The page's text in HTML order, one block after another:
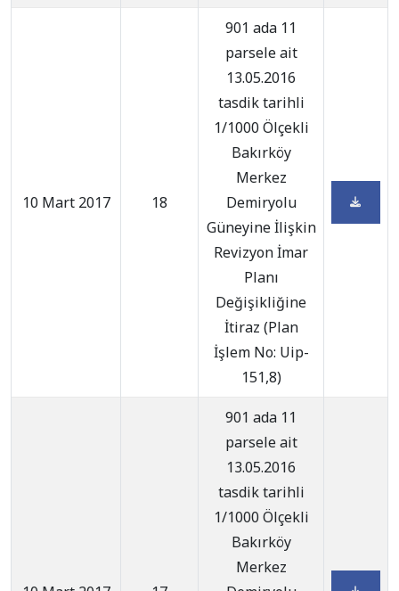
10 Mart 2017 18
901 ada 11
parsele ait
13.05.2016
tasdik tarihli
1/1000 Ölçekli
Bakırköy
Merkez
Demiryolu
Güneyine İlişkin
Revizyon İmar
Planı
Değişikliğine
İtiraz (Plan
İşlem No: Uip-
151,8)
901 ada 11
parsele ait
13.05.2016
tasdik tarihli
1/1000 Ölçekli
Bakırköy
Merkez